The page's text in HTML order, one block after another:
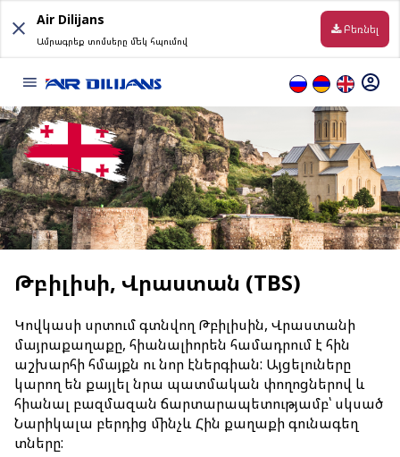
content
Air Dilijans
Ամրագրեք տոմսերը մեկ հպումով
Բեռնել
Տեղեկություն
Թռիչքից Առաջ
Փոխադրման պայմաններ
Ուղղություններ
Առցանց վահանակ
Ուղեբեռ
Առցանց հաշվառման կանոնները
Ավիատոմսի վերադարձ
Թբիլիսի, Վրաստան (TBS)
Կովկասի սրտում գտնվող Թբիլիսին, Վրաստանի
մայրաքաղաքը, հիանալիորեն համադրում է հին
աշխարհի հմայքն ու նոր էներգիան: Այցելուները
կարող են քայլել նրա պատմական փողոցներով և
հիանալ բազմազան ճարտարապետությամբ՝ սկսած
Նարիկալա բերդից մինչև Հին քաղաքի գունագեղ
տները: